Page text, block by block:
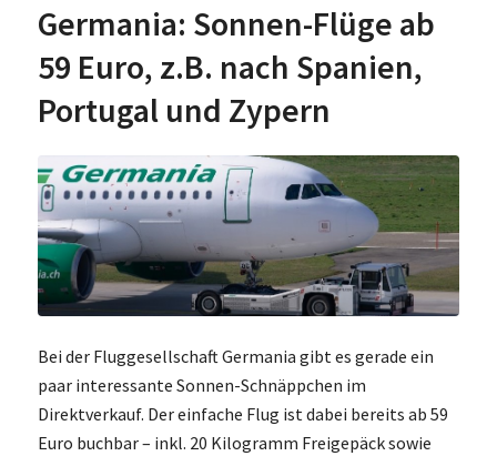
Germania: Sonnen-Flüge ab
59 Euro, z.B. nach Spanien,
Portugal und Zypern
Bei der Fluggesellschaft Germania gibt es gerade ein
paar interessante Sonnen-Schnäppchen im
Direktverkauf. Der einfache Flug ist dabei bereits ab 59
Euro buchbar – inkl. 20 Kilogramm Freigepäck sowie